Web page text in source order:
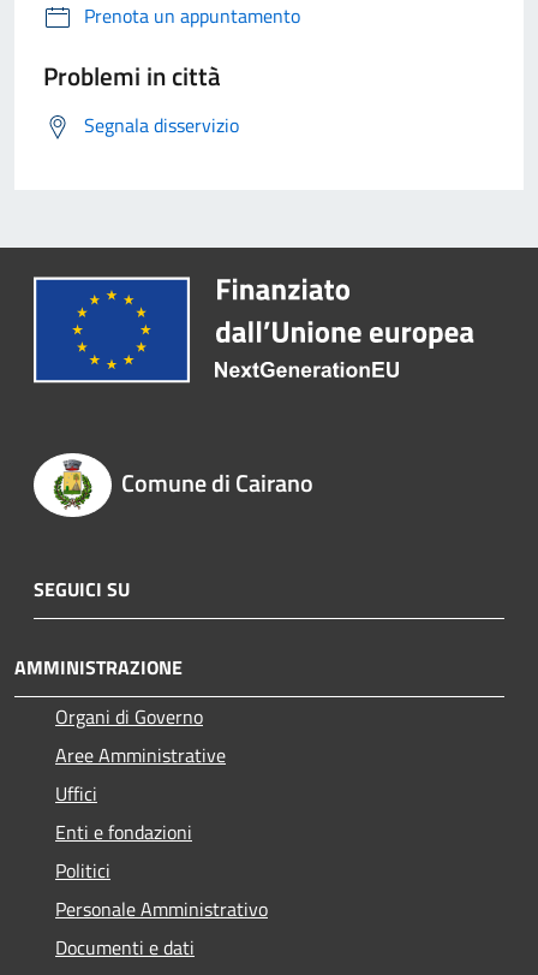
Prenota un appuntamento
Problemi in città
Segnala disservizio
Comune di Cairano
SEGUICI SU
AMMINISTRAZIONE
Organi di Governo
Aree Amministrative
Uffici
Enti e fondazioni
Politici
Personale Amministrativo
Documenti e dati